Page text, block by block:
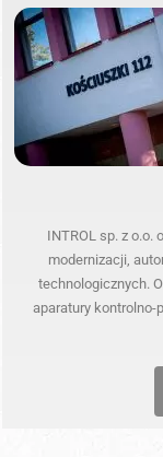
INTROL sp. z o.o.
modernizacji,
technologicznych.
aparatury